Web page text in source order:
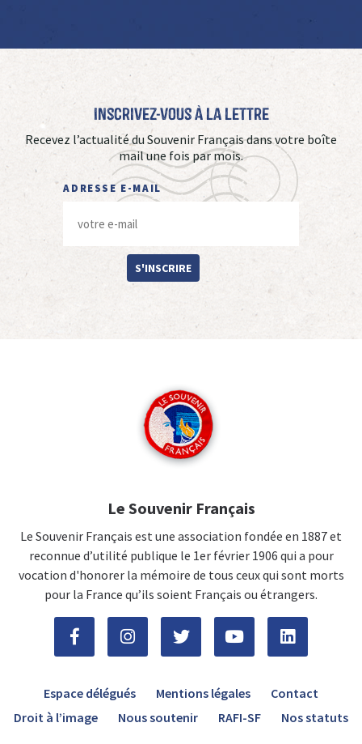
Inscrivez-vous à La Lettre
Recevez l’actualité du Souvenir Français dans votre boîte
mail une fois par mois.
ADRESSE E-MAIL
S'INSCRIRE
Le Souvenir Français
Le Souvenir Français est une association fondée en 1887 et
reconnue d’utilité publique le 1er février 1906 qui a pour
vocation d'honorer la mémoire de tous ceux qui sont morts
pour la France qu’ils soient Français ou étrangers.
Espace délégués Mentions légales
Contact
Droit à l’image
Nous soutenir RAFI-SF Nos statuts